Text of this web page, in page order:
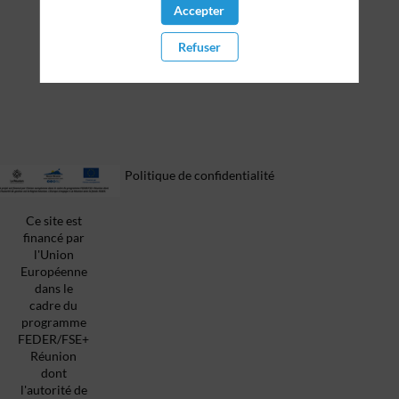
spécialisées et d’organismes publics pour aider les
créateurs à structurer leurs projets, sécuriser leurs
activités et développer leur modèle économique.
Ce site est
financé par
l'Union
Européenne
dans le
cadre du
programme
FEDER/FSE+
Réunion
dont
l'autorité de
Politique de confidentialité
Accepter
Refuser